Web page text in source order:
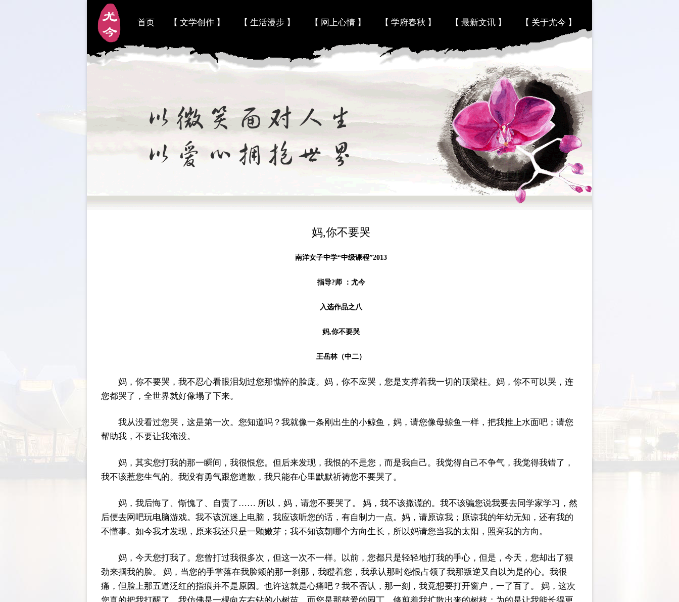
首页 【 文学创作 】 【 生活漫步 】 【 网上心情 】 【 学府春秋 】 【 最新文讯 】 【 关于尤今 】
妈,你不要哭
南洋女子中学“中级课程”2013
指导?师 ：尤今
入选作品之八
妈,你不要哭
王岳林（中二）
妈，你不要哭，我不忍心看眼泪划过您那憔悴的脸庞。妈，你不应哭，您是支撑着我一切的顶梁柱。妈，你不可以哭，连
您都哭了，全世界就好像塌了下来。
我从没看过您哭，这是第一次。您知道吗？我就像一条刚出生的小鲸鱼，妈，请您像母鲸鱼一样，把我推上水面吧；请您
帮助我，不要让我淹没。
妈，其实您打我的那一瞬间，我很恨您。但后来发现，我恨的不是您，而是我自己。我觉得自己不争气，我觉得我错了，
我不该惹您生气的。我没有勇气跟您道歉，我只能在心里默默祈祷您不要哭了。
妈，我后悔了、惭愧了、自责了…… 所以，妈，请您不要哭了。 妈，我不该撒谎的。我不该骗您说我要去同学家学习，然
后便去网吧玩电脑游戏。我不该沉迷上电脑，我应该听您的话，有自制力一点。妈，请原谅我；原谅我的年幼无知，还有我的
不懂事。如今我才发现，原来我还只是一颗嫩芽；我不知该朝哪个方向生长，所以妈请您当我的太阳，照亮我的方向。
妈，今天您打我了。您曾打过我很多次，但这一次不一样。以前，您都只是轻轻地打我的手心，但是，今天，您却出了狠
劲来掴我的脸。 妈，当您的手掌落在我脸颊的那一刹那，我瞪着您，我承认那时怨恨占领了我那叛逆又自以为是的心。我很
痛，但脸上那五道泛红的指痕并不是原因。也许这就是心痛吧？我不否认，那一刻，我竟想要打开窗户，一了百了。 妈，这次